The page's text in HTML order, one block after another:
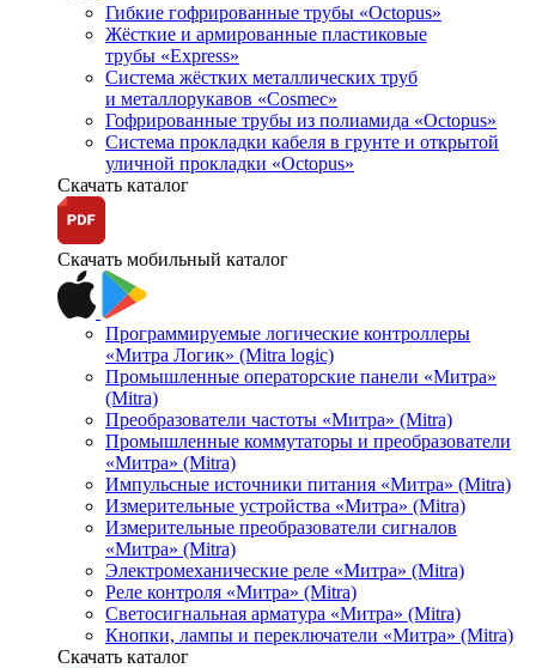
Гибкие гофрированные трубы «Octopus»
Жёсткие и армированные пластиковые
трубы «Express»
Система жёстких металлических труб
и металлорукавов «Cosmec»
Гофрированные трубы из полиамида «Octopus»
Система прокладки кабеля в грунте и открытой
уличной прокладки «Octopus»
Скачать каталог
Скачать мобильный каталог
Программируемые логические контроллеры
«Митра Логик» (Mitra logic)
Промышленные операторские панели «Митра»
(Mitra)
Преобразователи частоты «Митра» (Mitra)
Промышленные коммутаторы и преобразователи
«Митра» (Mitra)
Импульсные источники питания «Митра» (Mitra)
Измерительные устройства «Митра» (Mitra)
Измерительные преобразователи сигналов
«Митра» (Mitra)
Электромеханические реле «Митра» (Mitra)
Реле контроля «Митра» (Mitra)
Светосигнальная арматура «Митра» (Mitra)
Кнопки, лампы и переключатели «Митра» (Mitra)
Скачать каталог